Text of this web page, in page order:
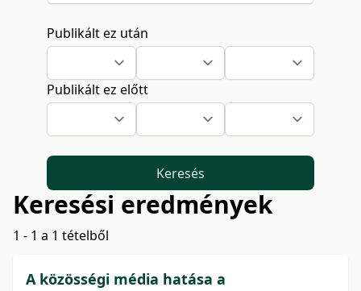
Publikált ez után
Publikált ez előtt
Keresés
Keresési eredmények
1 - 1 a 1 tételből
A közösségi média hatása a